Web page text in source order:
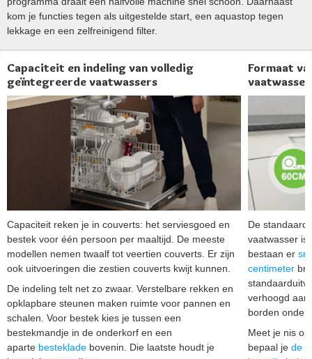
kom je functies tegen als uitgestelde start, een aquastop tegen
lekkage en een zelfreinigend filter.
Capaciteit en indeling van volledig
geïntegreerde vaatwassers
Capaciteit reken je in couverts: het serviesgoed en
bestek voor één persoon per maaltijd. De meeste
modellen nemen twaalf tot veertien couverts. Er zijn
ook uitvoeringen die zestien couverts kwijt kunnen.
De indeling telt net zo zwaar. Verstelbare rekken en
opklapbare steunen maken ruimte voor pannen en
schalen. Voor bestek kies je tussen een
bestekmandje in de onderkorf en een
aparte besteklade bovenin. Die laatste houdt je
Formaat
vaatwasser
De
vaatwasser is
bestaan er
centimeter
verhoogd
borden
Meet je nis
bepaal je de